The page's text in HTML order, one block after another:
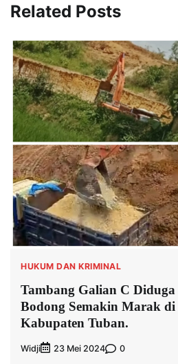
Related Posts
HUKUM DAN KRIMINAL
Tambang Galian C Diduga
Bodong Semakin Marak di
Kabupaten Tuban.
Widji 23 Mei 2024 0